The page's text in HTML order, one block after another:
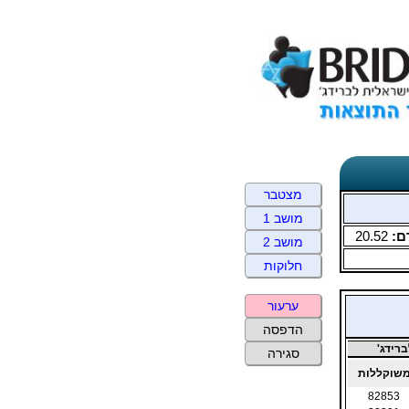
20.52
משוקללות
82853
מצטבר
מושב 1
מושב 2
חלוקות
ערעור
הדפסה
סגירה